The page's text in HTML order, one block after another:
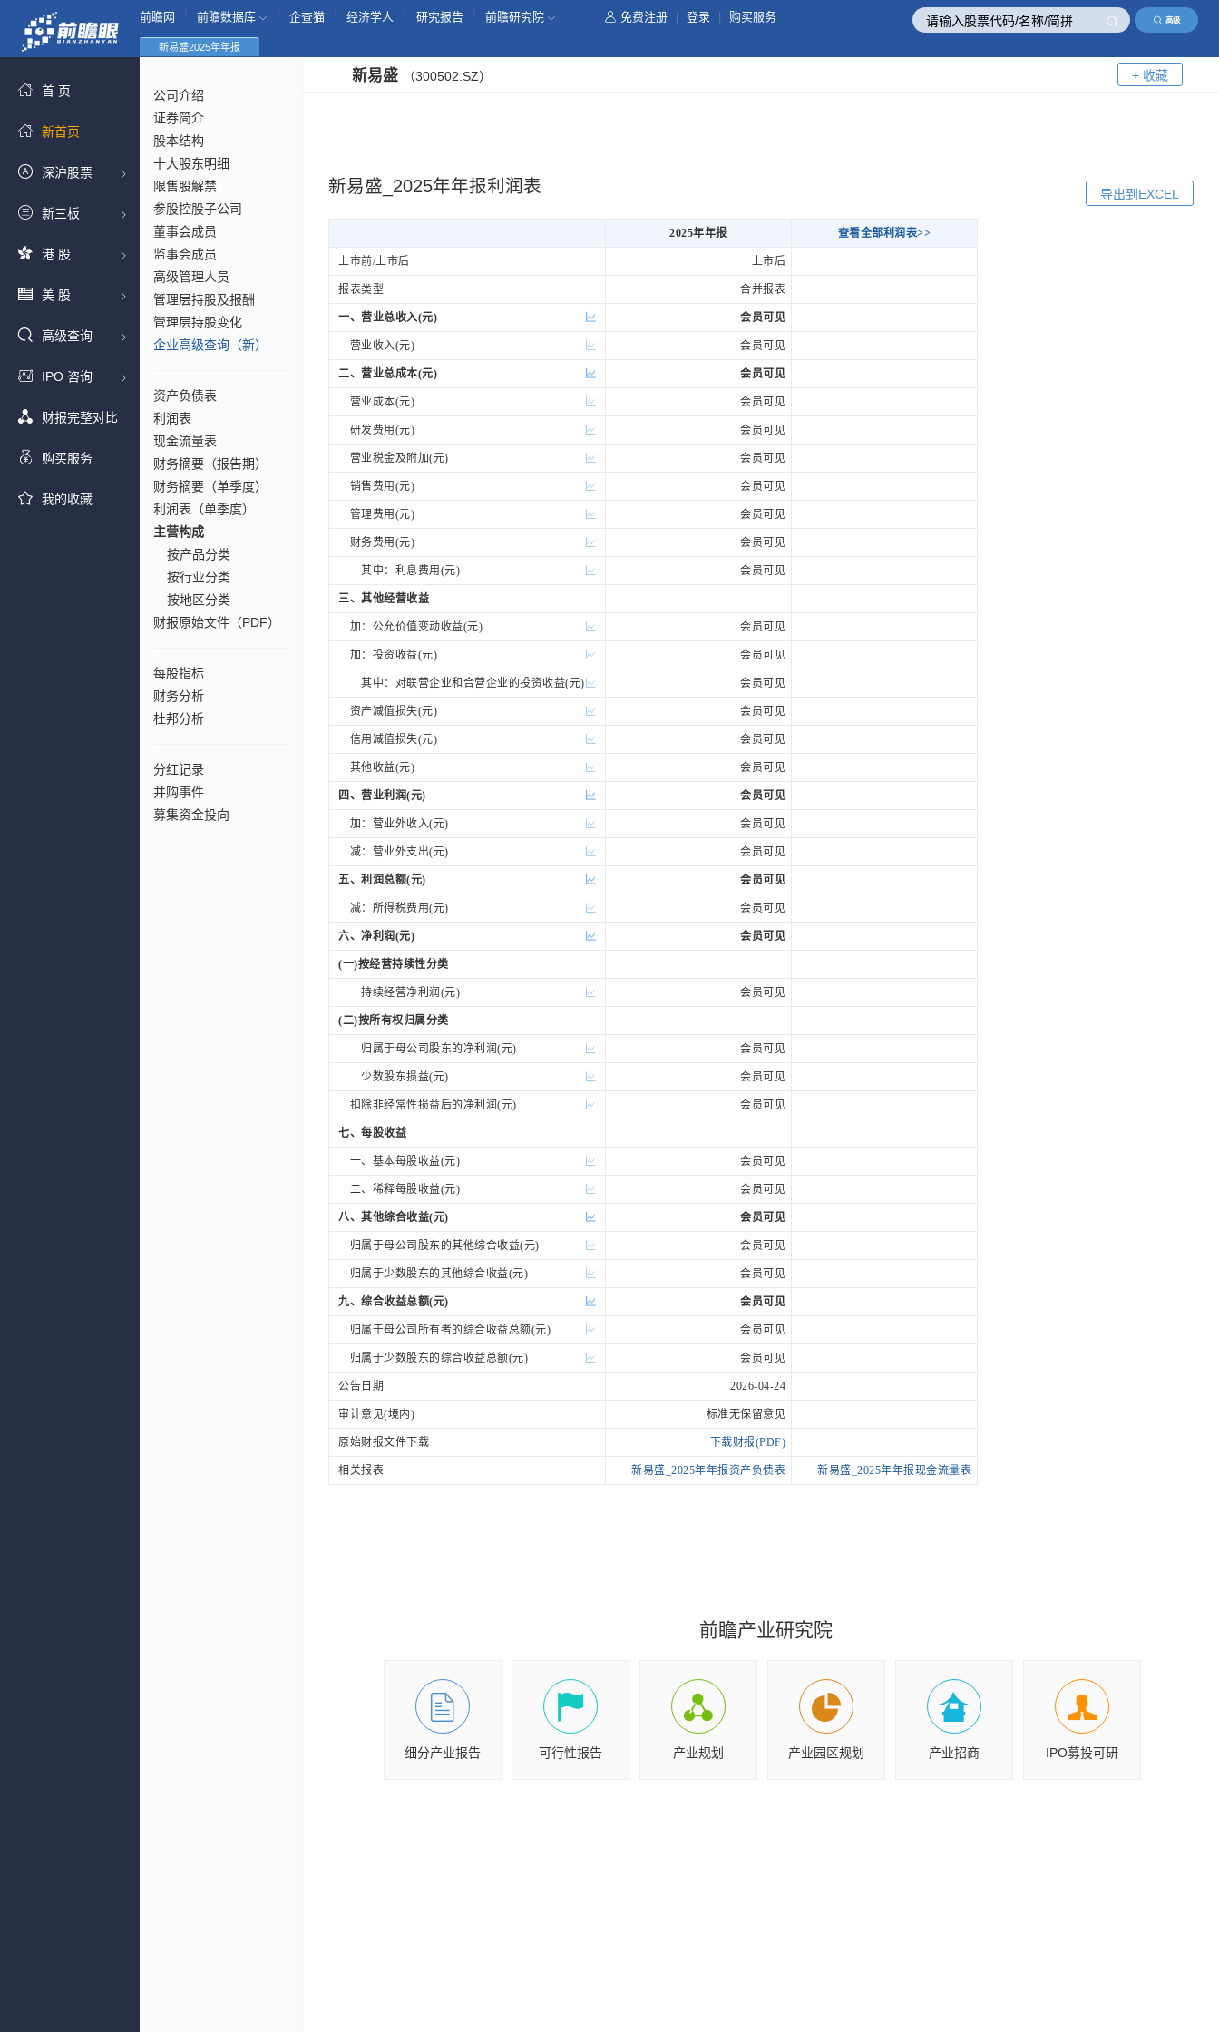
高级
前瞻网 前瞻数据库 企查猫 经济学人 研究报告 前瞻研究院 免费注册 登录 购买服务
首 页
新首页
深沪股票
新三板
港 股
美 股
高级查询
IPO 咨询
财报完整对比
购买服务
我的收藏
新易盛2025年年报
公司介绍
证券简介
股本结构
十大股东明细
限售股解禁
参股控股子公司
董事会成员
监事会成员
高级管理人员
管理层持股及报酬
管理层持股变化
企业高级查询（新）
资产负债表
利润表
现金流量表
财务摘要（报告期）
财务摘要（单季度）
利润表（单季度）
主营构成
按产品分类
按行业分类
按地区分类
财报原始文件（PDF）
每股指标
财务分析
杜邦分析
分红记录
并购事件
募集资金投向
新易盛 （300502.SZ） + 收藏
新易盛_2025年年报利润表 导出到EXCEL
2025年年报 查看全部利润表>>
上市前/上市后 上市后
报表类型 合并报表
一、营业总收入(元) 会员可见
营业收入(元) 会员可见
二、营业总成本(元) 会员可见
营业成本(元) 会员可见
研发费用(元) 会员可见
营业税金及附加(元) 会员可见
销售费用(元) 会员可见
管理费用(元) 会员可见
财务费用(元) 会员可见
其中：利息费用(元) 会员可见
三、其他经营收益
加：公允价值变动收益(元) 会员可见
加：投资收益(元) 会员可见
其中：对联营企业和合营企业的投资收益(元) 会员可见
资产减值损失(元) 会员可见
信用减值损失(元) 会员可见
其他收益(元) 会员可见
四、营业利润(元) 会员可见
加：营业外收入(元) 会员可见
减：营业外支出(元) 会员可见
五、利润总额(元) 会员可见
减：所得税费用(元) 会员可见
六、净利润(元) 会员可见
(一)按经营持续性分类
持续经营净利润(元) 会员可见
(二)按所有权归属分类
归属于母公司股东的净利润(元) 会员可见
少数股东损益(元) 会员可见
扣除非经常性损益后的净利润(元) 会员可见
七、每股收益
一、基本每股收益(元) 会员可见
二、稀释每股收益(元) 会员可见
八、其他综合收益(元) 会员可见
归属于母公司股东的其他综合收益(元) 会员可见
归属于少数股东的其他综合收益(元) 会员可见
九、综合收益总额(元) 会员可见
归属于母公司所有者的综合收益总额(元) 会员可见
归属于少数股东的综合收益总额(元) 会员可见
公告日期 2026-04-24
审计意见(境内) 标准无保留意见
原始财报文件下载 下载财报(PDF)
相关报表 新易盛_2025年年报资产负债表 新易盛_2025年年报现金流量表
前瞻产业研究院
细分产业报告 可行性报告 产业规划 产业园区规划 产业招商 IPO募投可研